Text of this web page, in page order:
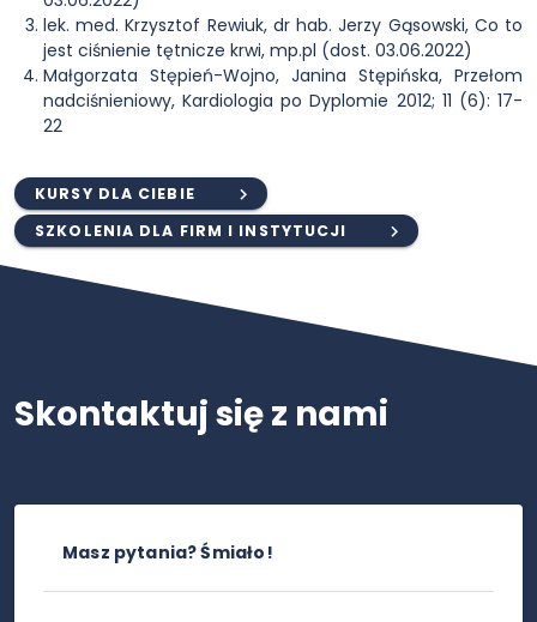
lek. med. Krzysztof Rewiuk, dr hab. Jerzy Gąsowski, Co to
jest ciśnienie tętnicze krwi, mp.pl (dost. 03.06.2022)
Małgorzata Stępień-Wojno, Janina Stępińska, Przełom
nadciśnieniowy, Kardiologia po Dyplomie 2012; 11 (6): 17-
22
KURSY DLA CIEBIE
SZKOLENIA DLA FIRM I INSTYTUCJI
Skontaktuj się z nami
Masz pytania? Śmiało!